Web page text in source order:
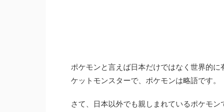
ポケモンと言えば日本だけではなく世界的
ケットモンスターで、ポケモンは略語です。
さて、日本以外でも親しまれているポケモ